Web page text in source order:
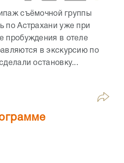
съёмочной группы
по Астрахани уже при
пробуждения в отеле
в экскурсию по
остановку...